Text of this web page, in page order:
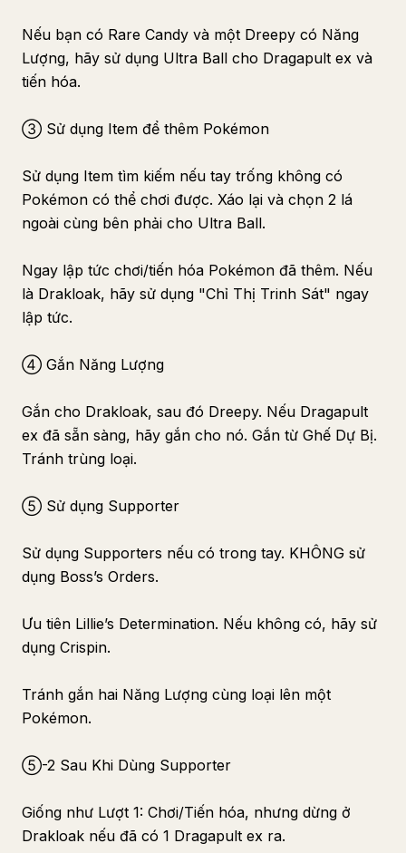
Nếu bạn có Rare Candy và một Dreepy có Năng
Lượng, hãy sử dụng Ultra Ball cho Dragapult ex và
tiến hóa.
③ Sử dụng Item để thêm Pokémon
Sử dụng Item tìm kiếm nếu tay trống không có
Pokémon có thể chơi được. Xáo lại và chọn 2 lá
ngoài cùng bên phải cho Ultra Ball.
Ngay lập tức chơi/tiến hóa Pokémon đã thêm. Nếu
là Drakloak, hãy sử dụng "Chỉ Thị Trinh Sát" ngay
lập tức.
④ Gắn Năng Lượng
Gắn cho Drakloak, sau đó Dreepy. Nếu Dragapult
ex đã sẵn sàng, hãy gắn cho nó. Gắn từ Ghế Dự Bị.
Tránh trùng loại.
⑤ Sử dụng Supporter
Sử dụng Supporters nếu có trong tay. KHÔNG sử
dụng Boss’s Orders.
Ưu tiên Lillie’s Determination. Nếu không có, hãy sử
dụng Crispin.
Tránh gắn hai Năng Lượng cùng loại lên một
Pokémon.
⑤-2 Sau Khi Dùng Supporter
Giống như Lượt 1: Chơi/Tiến hóa, nhưng dừng ở
Drakloak nếu đã có 1 Dragapult ex ra.